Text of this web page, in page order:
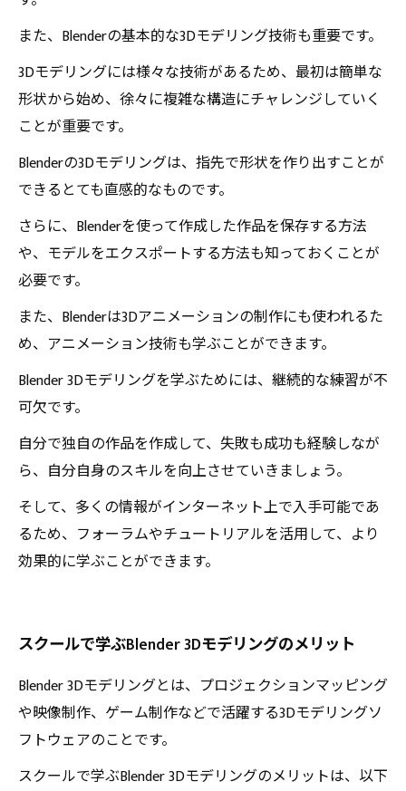
また、Blenderの基本的な3Dモデリング技術も重要です。
3Dモデリングには様々な技術があるため、最初は簡単な
形状から始め、徐々に複雑な構造にチャレンジしていく
ことが重要です。
Blenderの3Dモデリングは、指先で形状を作り出すことが
できるとても直感的なものです。
さらに、Blenderを使って作成した作品を保存する方法
や、モデルをエクスポートする方法も知っておくことが
必要です。
また、Blenderは3Dアニメーションの制作にも使われるた
め、アニメーション技術も学ぶことができます。
Blender 3Dモデリングを学ぶためには、継続的な練習が不
可欠です。
自分で独自の作品を作成して、失敗も成功も経験しなが
ら、自分自身のスキルを向上させていきましょう。
そして、多くの情報がインターネット上で入手可能であ
るため、フォーラムやチュートリアルを活用して、より
効果的に学ぶことができます。
スクールで学ぶBlender 3Dモデリングのメリット
Blender 3Dモデリングとは、プロジェクションマッピング
や映像制作、ゲーム制作などで活躍する3Dモデリングソ
フトウェアのことです。
スクールで学ぶBlender 3Dモデリングのメリットは、以下